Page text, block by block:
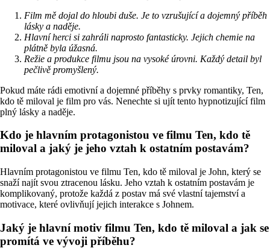
Film mě dojal do hloubi duše. Je to vzrušující a dojemný příběh
lásky a naděje.
Hlavní herci si zahráli naprosto fantasticky. Jejich chemie na
plátně byla úžasná.
Režie a produkce filmu jsou na vysoké úrovni. Každý detail byl
pečlivě promyšlený.
Pokud máte rádi emotivní a dojemné příběhy s prvky romantiky, Ten,
kdo tě miloval je film pro vás. Nenechte si ujít tento hypnotizující film
plný lásky a naděje.
Kdo je hlavním protagonistou ve filmu Ten, kdo tě
miloval a jaký je jeho vztah k ostatním postavám?
Hlavním protagonistou ve filmu Ten, kdo tě miloval je John, který se
snaží najít svou ztracenou lásku. Jeho vztah k ostatním postavám je
komplikovaný, protože každá z postav má své vlastní tajemství a
motivace, které ovlivňují jejich interakce s Johnem.
Jaký je hlavní motiv filmu Ten, kdo tě miloval a jak se
promítá ve vývoji příběhu?